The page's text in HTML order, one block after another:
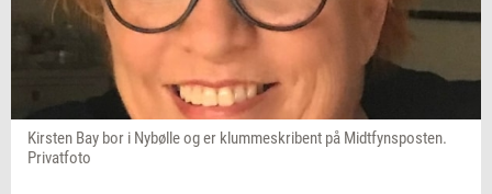
Kirsten Bay bor i Nybølle og er klummeskribent på Midtfynsposten.
Privatfoto